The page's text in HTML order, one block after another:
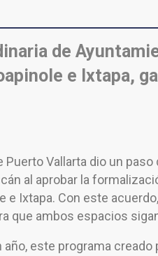
de
e Ixtapa,
Puerto Vallarta dio un
al aprobar la
e Ixtapa. Con este
que ambos espacios
año, este programa